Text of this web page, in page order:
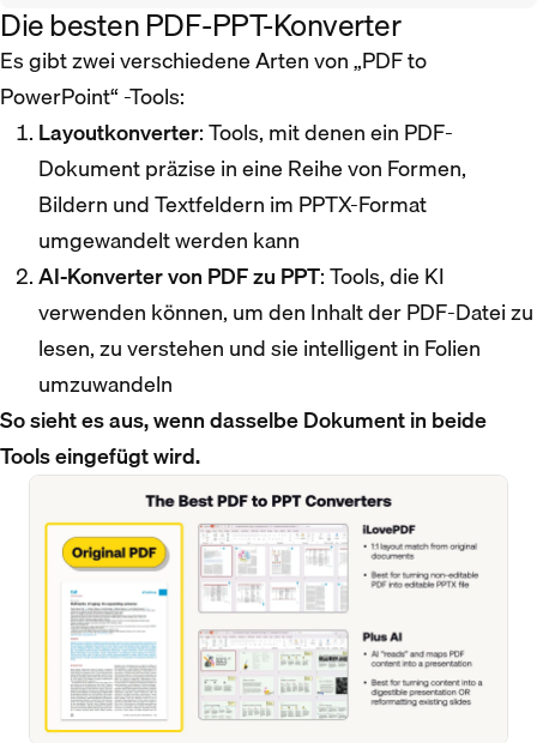
Die besten PDF-PPT-Konverter
Es gibt zwei verschiedene Arten von „PDF to
PowerPoint“ -Tools:
Layoutkonverter: Tools, mit denen ein PDF-
Dokument präzise in eine Reihe von Formen,
Bildern und Textfeldern im PPTX-Format
umgewandelt werden kann
AI-Konverter von PDF zu PPT: Tools, die KI
verwenden können, um den Inhalt der PDF-Datei zu
lesen, zu verstehen und sie intelligent in Folien
umzuwandeln
So sieht es aus, wenn dasselbe Dokument in beide
Tools eingefügt wird.